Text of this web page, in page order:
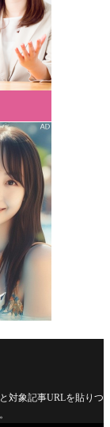
対象記事URLを貼りつ